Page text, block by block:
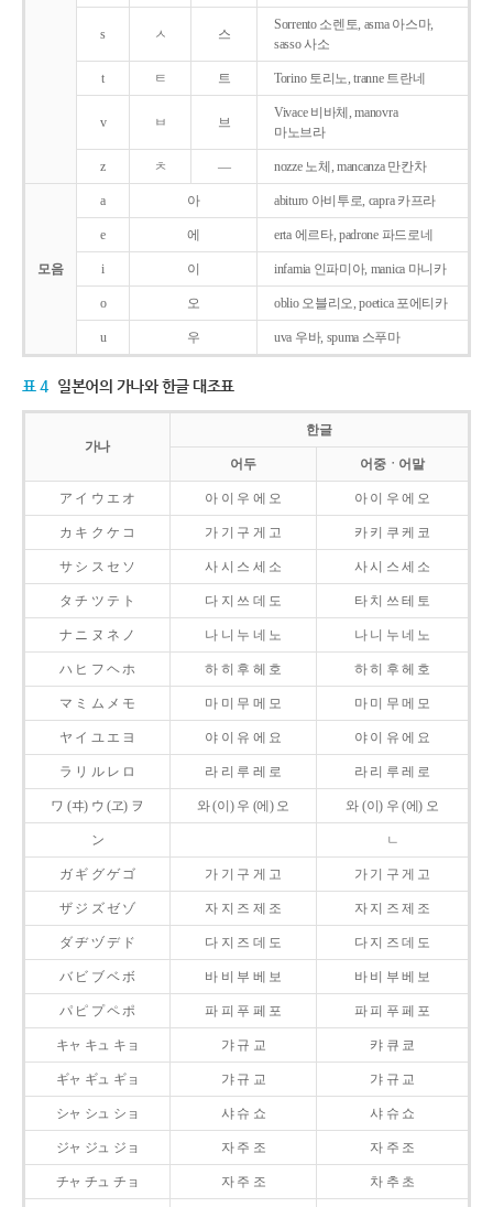
s ㅅ 스
Sorrento 소렌토, asma 아스마,
sasso 사소
t ㅌ 트 Torino 토리노, tranne 트란네
v ㅂ 브
Vivace 비바체, manovra
마노브라
z ㅊ ― nozze 노체, mancanza 만칸차
모음
a 아 abituro 아비투로, capra 카프라
e 에 erta 에르타, padrone 파드로네
i 이 infamia 인파미아, manica 마니카
o 오 oblio 오블리오, poetica 포에티카
u 우 uva 우바, spuma 스푸마
표 4 일본어의 가나와 한글 대조표
가나
한글
어두 어중ㆍ어말
ア イ ウ エ オ 아 이 우 에 오 아 이 우 에 오
カ キ ク ケ コ 가 기 구 게 고 카 키 쿠 케 코
サ シ ス セ ソ 사 시 스 세 소 사 시 스 세 소
タ チ ツ テ ト 다 지 쓰 데 도 타 치 쓰 테 토
ナ ニ ヌ ネ ノ 나 니 누 네 노 나 니 누 네 노
ハ ヒ フ ヘ ホ 하 히 후 헤 호 하 히 후 헤 호
マ ミ ム メ モ 마 미 무 메 모 마 미 무 메 모
ヤ イ ユ エ ヨ 야 이 유 에 요 야 이 유 에 요
ラ リ ル レ ロ 라 리 루 레 로 라 리 루 레 로
ワ (ヰ) ウ (ヱ) ヲ 와 (이) 우 (에) 오 와 (이) 우 (에) 오
ン ㄴ
ガ ギ グ ゲ ゴ 가 기 구 게 고 가 기 구 게 고
ザ ジ ズ ゼ ゾ 자 지 즈 제 조 자 지 즈 제 조
ダ ヂ ヅ デ ド 다 지 즈 데 도 다 지 즈 데 도
バ ビ ブ ベ ボ 바 비 부 베 보 바 비 부 베 보
パ ピ プ ペ ポ 파 피 푸 페 포 파 피 푸 페 포
キャ キュ キョ 갸 규 교 캬 큐 쿄
ギャ ギュ ギョ 갸 규 교 갸 규 교
シャ シュ ショ 샤 슈 쇼 샤 슈 쇼
ジャ ジュ ジョ 자 주 조 자 주 조
チャ チュ チョ 자 주 조 차 추 초